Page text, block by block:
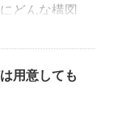
どんな構図
ァーとすり
撮影ができ
用意しても